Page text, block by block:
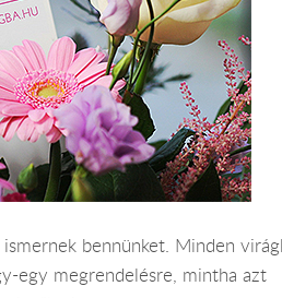
bennünket. Minden
egy megrendelésre, mintha azt